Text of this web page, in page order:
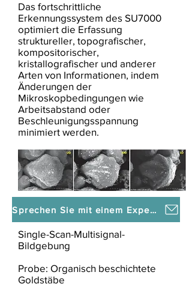
Das fortschrittliche
Erkennungssystem des SU7000
optimiert die Erfassung
struktureller, topografischer,
kompositorischer,
kristallografischer und anderer
Arten von Informationen, indem
Änderungen der
Mikroskopbedingungen wie
Arbeitsabstand oder
Beschleunigungsspannung
minimiert werden.
Sprechen Sie mit einem Experten!
Single-Scan-Multisignal-
Bildgebung
Probe: Organisch beschichtete
Goldstäbe